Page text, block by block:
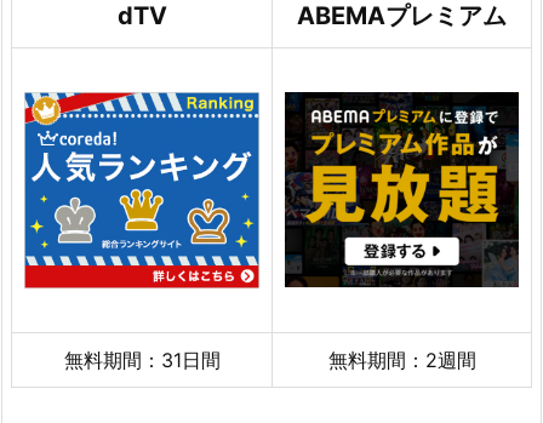
dTV ABEMAプレミアム
無料期間：31日間 無料期間：2週間